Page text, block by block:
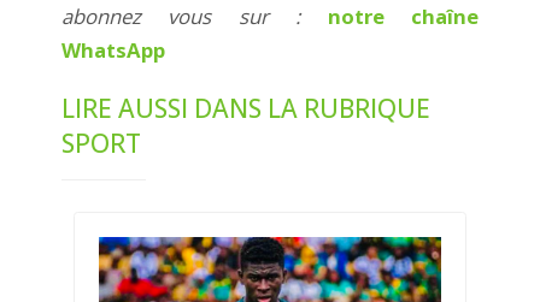
abonnez vous sur : notre chaîne
WhatsApp
LIRE AUSSI DANS LA RUBRIQUE
SPORT